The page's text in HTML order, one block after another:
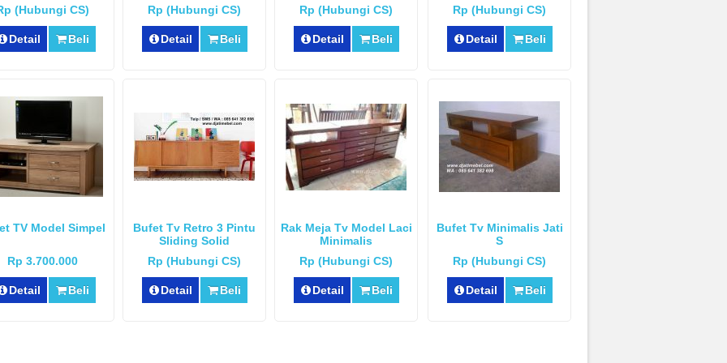
(Hubungi CS)
Detail Beli
Rp (Hubungi CS)
Detail Beli
Rp (Hubungi CS)
Detail Beli
Rp (Hubungi CS)
Detail Beli
TV Model Simpel
Rp 3.700.000
Detail Beli
Bufet Tv Retro 3 Pintu
Sliding Solid
Rp (Hubungi CS)
Detail Beli
Rak Meja Tv Model Laci
Minimalis
Rp (Hubungi CS)
Detail Beli
Bufet Tv Minimalis Jati
S
Rp (Hubungi CS)
Detail Beli